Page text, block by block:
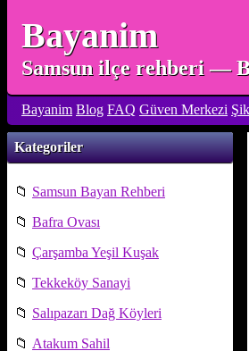
Bayanim
Samsun ilçe rehberi —
Bayanim Blog FAQ Güven Merkezi
Kategoriler
📁 Samsun Bayan Rehberi
📁 Bafra Ovası
📁 Çarşamba Yeşil Kuşak
📁 Tekkeköy Sanayi
📁 Salıpazarı Dağ Köyleri
📁 Atakum Sahil